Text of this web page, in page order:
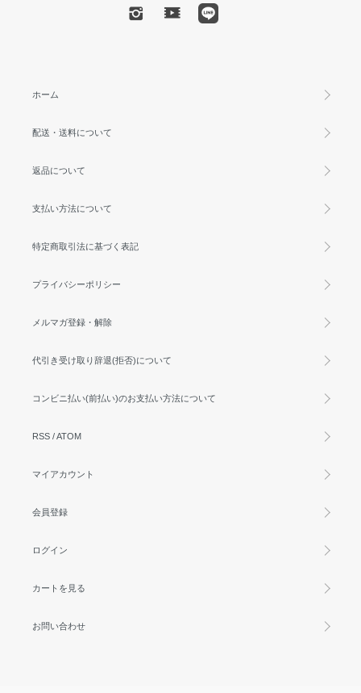
ホーム
配送・送料について
返品について
支払い方法について
特定商取引法に基づく表記
プライバシーポリシー
メルマガ登録・解除
代引き受け取り辞退(拒否)について
コンビニ払い(前払い)のお支払い方法について
RSS /ATOM
マイアカウント
会員登録
ログイン
カートを見る
お問い合わせ